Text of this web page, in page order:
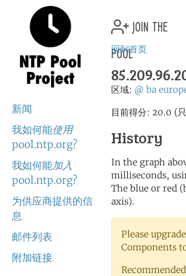
新闻
我如何能使用
pool.ntp.org?
我如何能加入
pool.ntp.org?
为供应商提供的信
息
邮件列表
附加链接
join the
pool
回到首页
区域: @ ba
目前得分: 20.0 (
History
In the graph
milliseconds,
The blue or red
axis).
Please
Components